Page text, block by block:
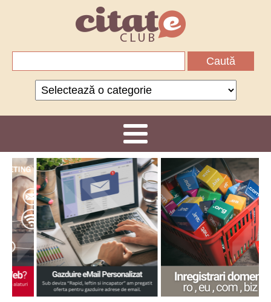
Categorii